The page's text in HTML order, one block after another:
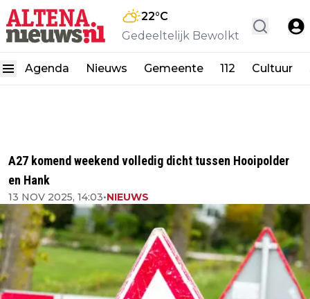
22°C
Gedeeltelijk Bewolkt
Agenda Nieuws Gemeente 112 Cultuur
A27 komend weekend volledig dicht tussen Hooipolder
en Hank
13 NOV 2025, 14:03•NIEUWS